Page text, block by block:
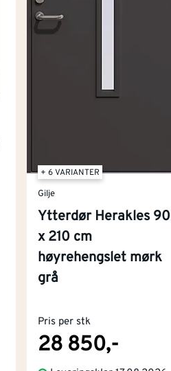
+ 6 VARIANTER
Gilje
Ytterdør Herakles 90
x 210 cm
høyrehengslet mørk
grå
Pris per stk
28 850,-